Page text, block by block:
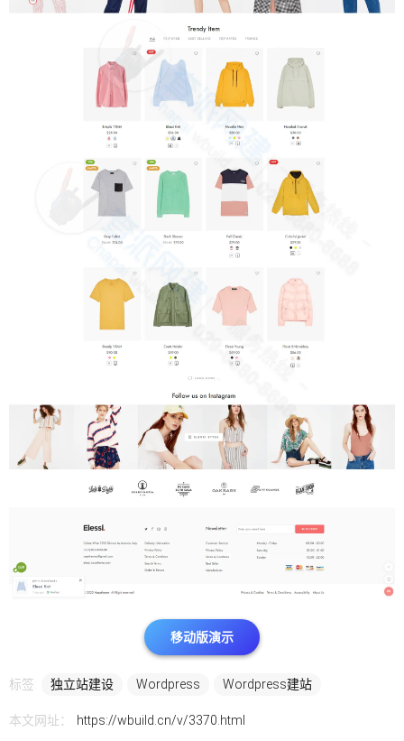
移动版演示
标签: 独立站建设 Wordpress Wordpress建站
本文网址： https://wbuild.cn/v/3370.html